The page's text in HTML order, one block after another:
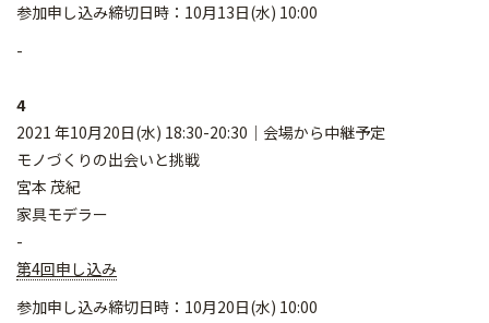
参加申し込み締切日時：10月13日(水) 10:00
-
4
2021 年10月20日(水) 18:30-20:30｜会場から中継予定
モノづくりの出会いと挑戦
宮本 茂紀
家具モデラー
-
第4回申し込み
参加申し込み締切日時：10月20日(水) 10:00